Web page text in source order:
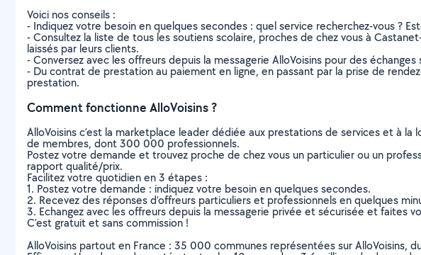
Voici nos conseils :
- Indiquez votre besoin en quelques secondes : quel service recherchez-vous ?
- Consultez la liste de tous les soutiens scolaire, proches de chez vous à
laissés par leurs clients.
- Conversez avec les offreurs depuis la messagerie AlloVoisins pour des
- Du contrat de prestation au paiement en ligne, en passant par la prise de
prestation.
Comment fonctionne AlloVoisins ?
AlloVoisins c’est la marketplace leader dédiée aux prestations de services et à
de membres, dont 300 000 professionnels.
Postez votre demande et trouvez proche de chez vous un particulier ou un
rapport qualité/prix.
Facilitez votre quotidien en 3 étapes :
1. Postez votre demande : indiquez votre besoin en quelques secondes.
2. Recevez des réponses d’offreurs particuliers et professionnels en quelques
3. Echangez avec les offreurs depuis la messagerie privée et sécurisée et faites
C’est gratuit et sans commission !
AlloVoisins partout en France : 35 000 communes représentées sur AlloVoisins,